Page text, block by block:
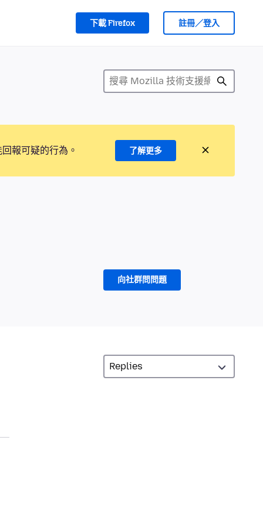
下載 Firefox 註冊／登入
報可疑的行為。 了解更多
向社群問問題